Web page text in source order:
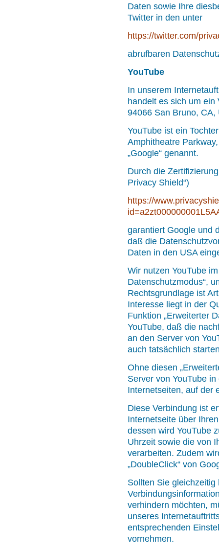
Daten sowie Ihre
Twitter in den unter
https://twitter.com/
abrufbaren
YouTube
In unserem
handelt es sich um ein
94066 San Bruno, CA,
YouTube ist ein
Amphitheatre
„Google“ genannt.
Durch die
Privacy Shield“)
https://
garantiert Google und
daß die
Daten in den USA
Wir nutzen YouTube
Datenschutzmodus“,
Rechtsgrundlage ist
Interesse liegt in der
Funktion „Erweiterter
YouTube, daß die
an den Server von
auch tatsächlich
Ohne diesen
Server von YouTube
Internetseiten, auf der
Diese Verbindung ist
Internetseite über
dessen wird YouTube
Uhrzeit sowie die von
verarbeiten. Zudem
„DoubleClick“ von
Sollten Sie gleichzeitig
verhindern möchten,
unseres
entsprechenden
vornehmen.